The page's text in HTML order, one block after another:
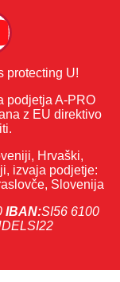
protecting U!
podjetja A-PRO
z EU direktivo
Hrvaški,
izvaja podjetje:
Slovenija
IBAN:SI56 6100